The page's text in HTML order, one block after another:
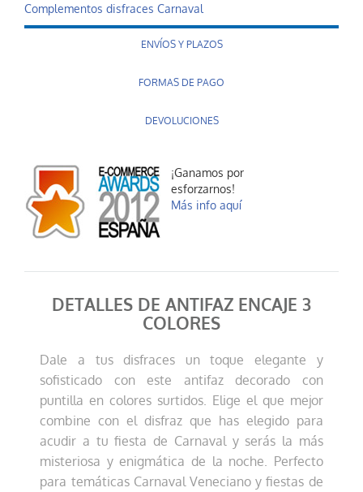
Complementos disfraces Carnaval
ENVÍOS Y PLAZOS
FORMAS DE PAGO
DEVOLUCIONES
¡Ganamos por
esforzarnos!
Más info aquí
DETALLES DE ANTIFAZ ENCAJE 3
COLORES
Dale a tus disfraces un toque elegante y
sofisticado con este antifaz decorado con
puntilla en colores surtidos. Elige el que mejor
combine con el disfraz que has elegido para
acudir a tu fiesta de Carnaval y serás la más
misteriosa y enigmática de la noche. Perfecto
para temáticas Carnaval Veneciano y fiestas de